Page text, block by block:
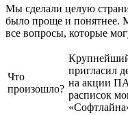
Мы сделали целую
было проще и понятнее.
все вопросы, которые
Что
произошло?
пригласил
на акции
расписок